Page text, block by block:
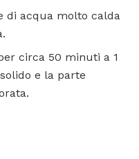
di acqua molto calda
circa 50 minuti a 1
e la parte